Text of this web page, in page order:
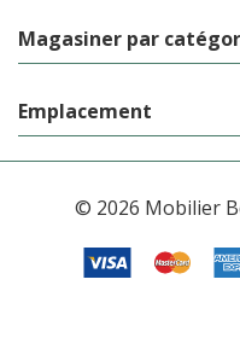
Magasiner par
Emplacement
© 2026 Mobilier